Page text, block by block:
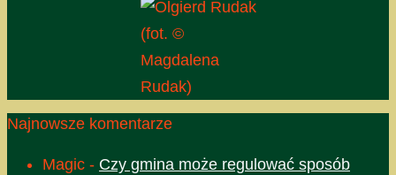
(fot. ©
Magdalena
Rudak)
Najnowsze komentarze
Magic - Czy gmina może regulować sposób